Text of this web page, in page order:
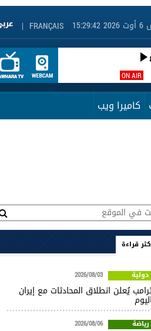
FRANÇAIS
|
ON AIR
كاميرا ويب
قراءة
دولية 2026/08/03
يُعلن انطلاق المحادثات مع إيران
اليوم
رياضة 2026/08/06